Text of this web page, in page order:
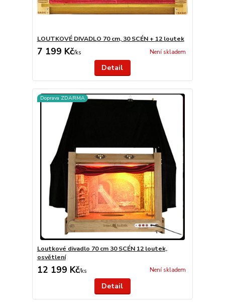
LOUTKOVÉ DIVADLO 70 cm, 30 SCÉN + 12 loutek
7 199 Kč/ks Není skladem
Detail
Doprava ZDARMA
Loutkové divadlo 70 cm 30 SCÉN 12 loutek,
osvětlení
12 199 Kč/ks Není skladem
Detail